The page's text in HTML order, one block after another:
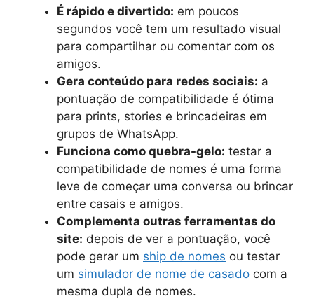
É rápido e divertido: em poucos
segundos você tem um resultado visual
para compartilhar ou comentar com os
amigos.
Gera conteúdo para redes sociais: a
pontuação de compatibilidade é ótima
para prints, stories e brincadeiras em
grupos de WhatsApp.
Funciona como quebra-gelo: testar a
compatibilidade de nomes é uma forma
leve de começar uma conversa ou brincar
entre casais e amigos.
Complementa outras ferramentas do
site: depois de ver a pontuação, você
pode gerar um ship de nomes ou testar
um simulador de nome de casado com a
mesma dupla de nomes.